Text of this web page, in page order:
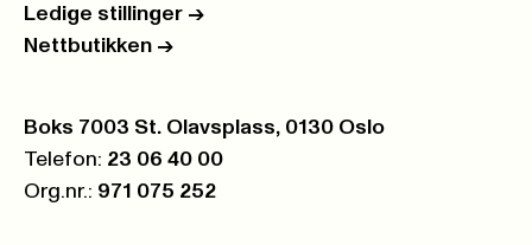
Ledige stillinger ->
Nettbutikken ->
Postboks:
Boks 7003 St. Olavsplass, 0130 Oslo
Telefon: 23 06 40 00
Org.nr.: 971 075 252